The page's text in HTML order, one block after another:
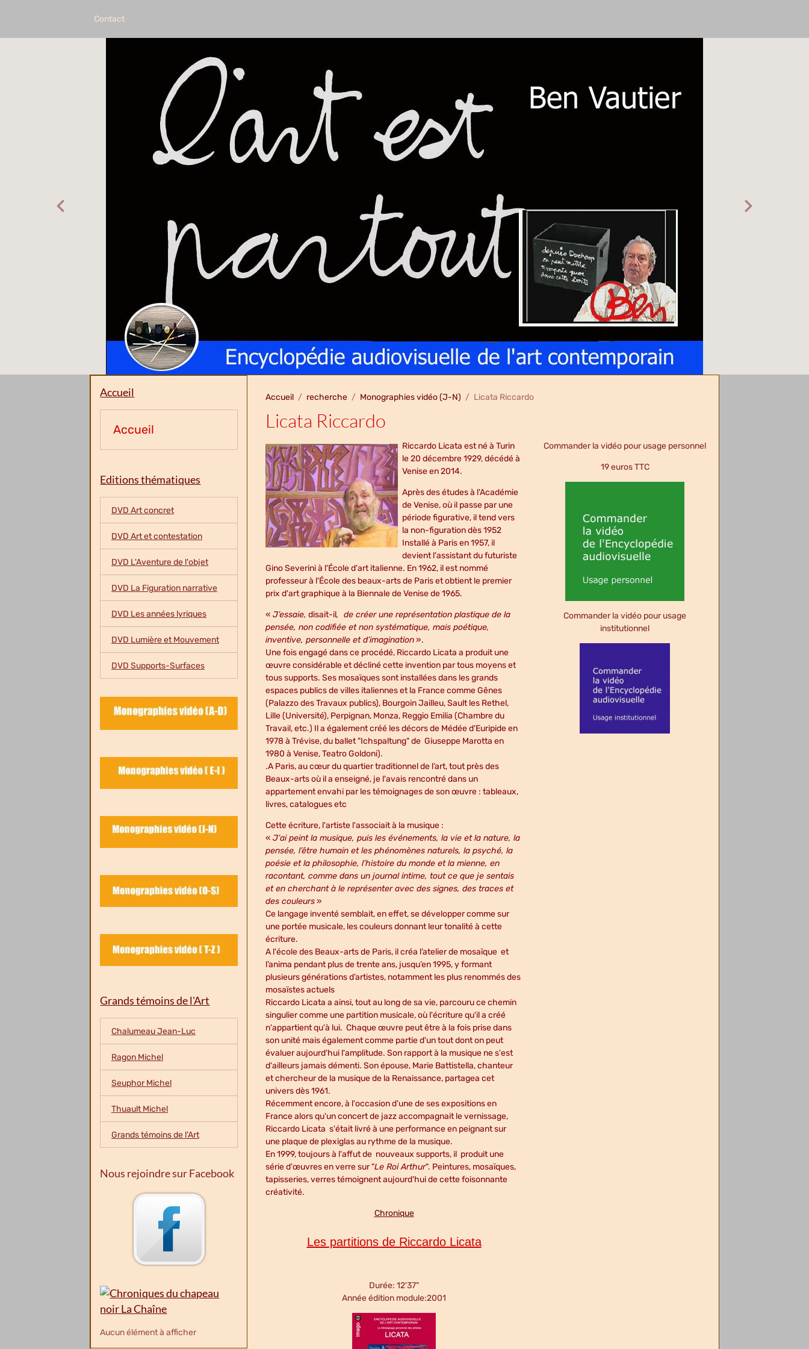
Contact
Accueil recherche Monographies vidéo (J-N) Licata Riccardo
Licata Riccardo
Riccardo Licata est né à Turin
le 20 décembre 1929, décédé à
Venise en 2014.
Après des études à l'Académie
de Venise, où il passe par une
période figurative, il tend vers
la non-figuration dès 1952
Installé à Paris en 1957, il
devient l'assistant du futuriste
Gino Severini à l'École d'art italienne. En 1962, il est nommé
professeur à l'École des beaux-arts de Paris et obtient le premier
prix d'art graphique à la Biennale de Venise de 1965.
«J’essaie, disait-il, de créer une représentation plastique de la
pensée, non codifiée et non systématique, mais poétique,
inventive, personnelle et d’imagination».
Une fois engagé dans ce procédé, Riccardo Licata a produit une
œuvre considérable et décliné cette invention par tous moyens et
tous supports. Ses mosaïques sont installées dans les grands
espaces publics de villes italiennes et la France comme Gênes
(Palazzo des Travaux publics), Bourgoin Jailleu, Sault les Rethel,
Lille (Université), Perpignan, Monza, Reggio Emilia (Chambre du
Travail, etc.) Il a également créé les décors de Médée d'Euripide en
1978 à Trévise, du ballet "Ichspaltung" de Giuseppe Marotta en
1980 à Venise, Teatro Goldoni).
.A Paris, au cœur du quartier traditionnel de l’art, tout près des
Beaux-arts où il a enseigné, je l'avais rencontré dans un
appartement envahi par les témoignages de son œuvre : tableaux,
livres, catalogues etc
Cette écriture, l'artiste l'associait à la musique :
«J’ai peint la musique, puis les événements, la vie et la nature, la
pensée, l’être humain et les phénomènes naturels, la psyché, la
poésie et la philosophie, l’histoire du monde et la mienne, en
racontant, comme dans un journal intime, tout ce que je sentais
et en cherchant à le représenter avec des signes, des traces et
des couleurs»
Ce langage inventé semblait, en effet, se développer comme sur
une portée musicale, les couleurs donnant leur tonalité à cette
écriture.
A l'école des Beaux-arts de Paris, il créa l’atelier de mosaïque et
l’anima pendant plus de trente ans, jusqu’en 1995, y formant
plusieurs générations d’artistes, notamment les plus renommés des
mosaïstes actuels
Riccardo Licata a ainsi, tout au long de sa vie, parcouru ce chemin
singulier comme une partition musicale, où l'écriture qu'il a créé
n'appartient qu'à lui. Chaque œuvre peut être à la fois prise dans
son unité mais également comme partie d'un tout dont on peut
évaluer aujourd'hui l'amplitude. Son rapport à la musique ne s'est
d'ailleurs jamais démenti. Son épouse, Marie Battistella, chanteur
et chercheur de la musique de la Renaissance, partagea cet
univers dès 1961.
Récemment encore, à l'occasion d'une de ses expositions en
France alors qu'un concert de jazz accompagnait le vernissage,
Riccardo Licata s'était livré à une performance en peignant sur
une plaque de plexiglas au rythme de la musique.
En 1999, toujours à l'affut de nouveaux supports, il produit une
série d'œuvres en verre sur "Le Roi Arthur". Peintures, mosaïques,
tapisseries, verres témoignent aujourd'hui de cette foisonnante
créativité.
Chronique
Les partitions de Riccardo Licata
Durée: 12'37"
Année édition module:2001
Commander la vidéo pour usage personnel
19 euros TTC
Commander la vidéo pour usage
institutionnel
Accueil
Accueil
Editions thématiques
DVD Art concret
DVD Art et contestation
DVD L'Aventure de l'objet
DVD La Figuration narrative
DVD Les années lyriques
DVD Lumière et Mouvement
DVD Supports-Surfaces
Grands témoins de l'Art
Chalumeau Jean-Luc
Ragon Michel
Seuphor Michel
Thuault Michel
Grands témoins de l'Art
Nous rejoindre sur Facebook
Aucun élément à afficher